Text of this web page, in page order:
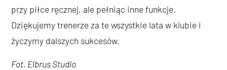
przy piłce ręcznej, ale pełniąc inne funkcje.
Dziękujemy trenerze za te wszystkie lata w klubie i
życzymy dalszych sukcesów.
Fot. Elbrus Studio